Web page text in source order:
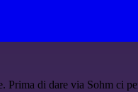
Prima di dare via Sohm ci